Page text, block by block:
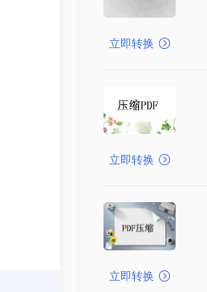
立即转换
立即转换
立即转换